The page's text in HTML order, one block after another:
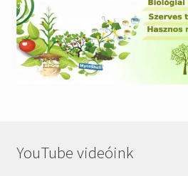
YouTube videóink